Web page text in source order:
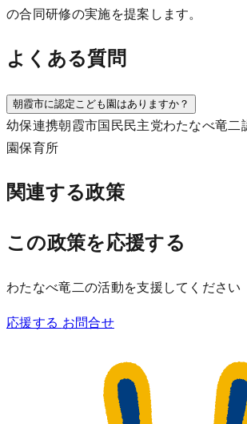
の合同研修の実施を提案します。
よくある質問
朝霞市に認定こども園はありますか？
幼保連携朝霞市国民民主党わたなべ竜二
園保育所
関連する政策
この政策を応援する
わたなべ竜二の活動を支援してください
応援する お問合せ